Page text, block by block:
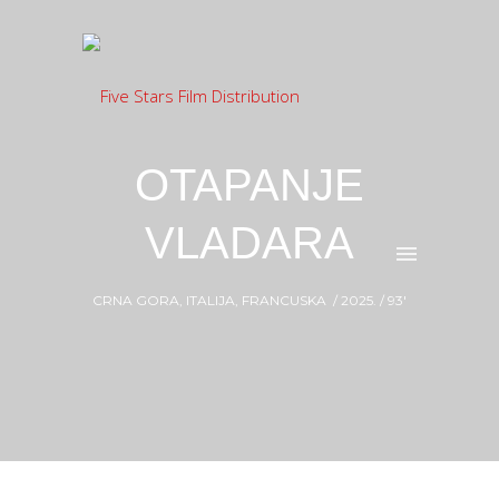
OTAPANJE
VLADARA
CRNA GORA, ITALIJA, FRANCUSKA / 2025. / 93′